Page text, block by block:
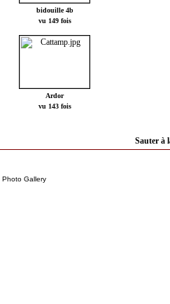
bidouille 4b
vu 149 fois
Ardor
vu 143 fois
Sauter à
Photo Gallery